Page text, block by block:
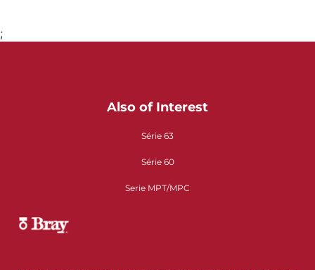
;
Also of Interest
Série 63
Série 60
Serie MPT/MPC